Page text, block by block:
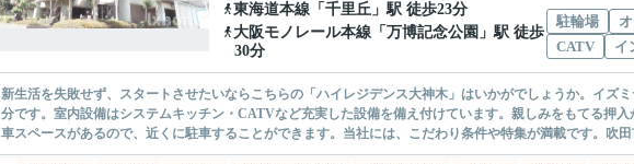
東海道本線 「 千里丘 」駅 徒歩23分
大阪モノレール本線 「 万博記念公園 」駅 徒歩
30分
駐輪場
CATV
イ
新生活を失敗せず、スタートさせたいならこちらの「ハイレジデンス大神木」はいかがでしょうか。イズ
分です。室内設備はシステムキッチン・CATVなど充実した設備を備え付けています。親しみをもてる押
車スペースがあるので、近くに駐車することができます。当社には、こだわり条件や特集が満載です。吹